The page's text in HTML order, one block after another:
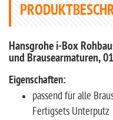
Hansgrohe i-Box
und Brausearmaturen,
Eigenschaften:
passend für alle
Fertigsets Unterputz